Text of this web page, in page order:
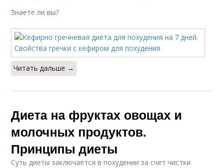
Знаете ли вы?
Читать дальше →
Диета на фруктах овощах и
молочных продуктов.
Принципы диеты
Суть диеты заключается в похудении за счет чистки